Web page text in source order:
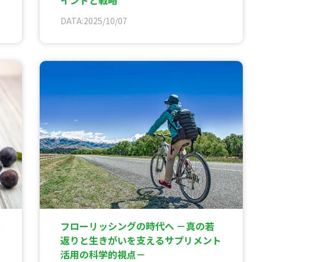
DATA:2025/10/07
フローリッシングの時代へ －真の若
返りと生きがいを支えるサプリメント
活用の科学的視点－